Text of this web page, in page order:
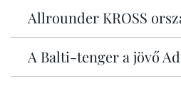
Allrounder KROSS
A Balti-tenger a jövő